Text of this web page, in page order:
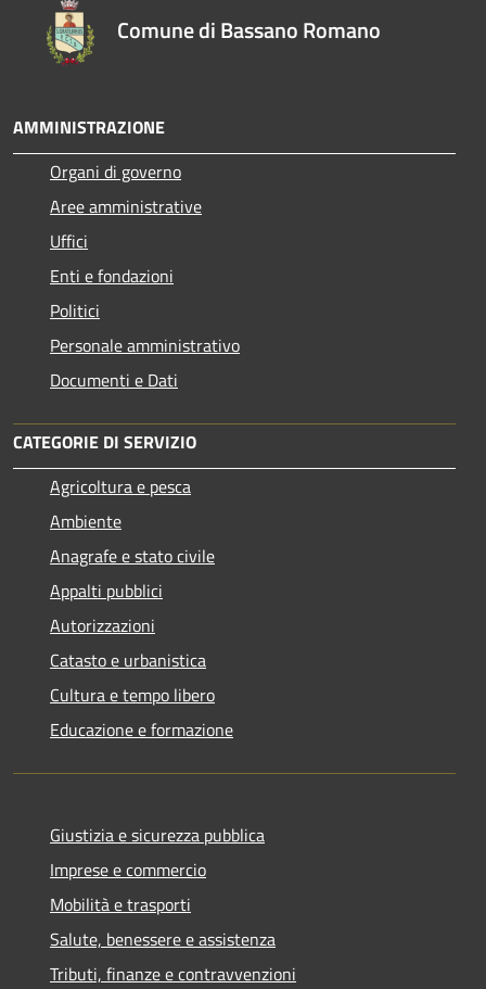
Comune di Bassano Romano
AMMINISTRAZIONE
Organi di governo
Aree amministrative
Uffici
Enti e fondazioni
Politici
Personale amministrativo
Documenti e Dati
CATEGORIE DI SERVIZIO
Agricoltura e pesca
Ambiente
Anagrafe e stato civile
Appalti pubblici
Autorizzazioni
Catasto e urbanistica
Cultura e tempo libero
Educazione e formazione
Giustizia e sicurezza pubblica
Imprese e commercio
Mobilità e trasporti
Salute, benessere e assistenza
Tributi, finanze e contravvenzioni